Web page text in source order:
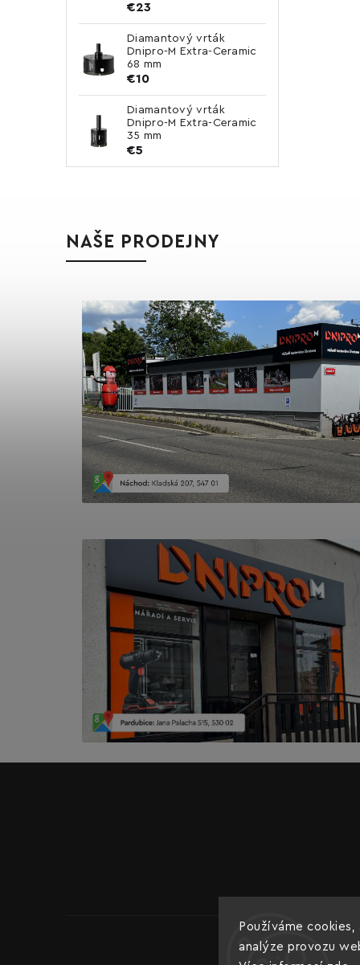
Používáme
analýze provozu
€23
Diamantový vrták
Dnipro-M Extra-Ceramic
68 mm
€10
Diamantový vrták
Dnipro-M Extra-Ceramic
35 mm
€5
NAŠE PRODEJNY